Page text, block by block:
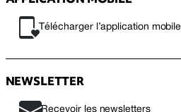
Télécharger l’application mobile
NEWSLETTER
Recevoir les newsletters